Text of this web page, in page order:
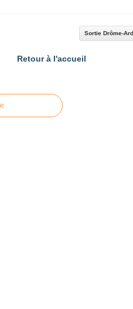
Sortie Drôme-
Retour à l'accueil